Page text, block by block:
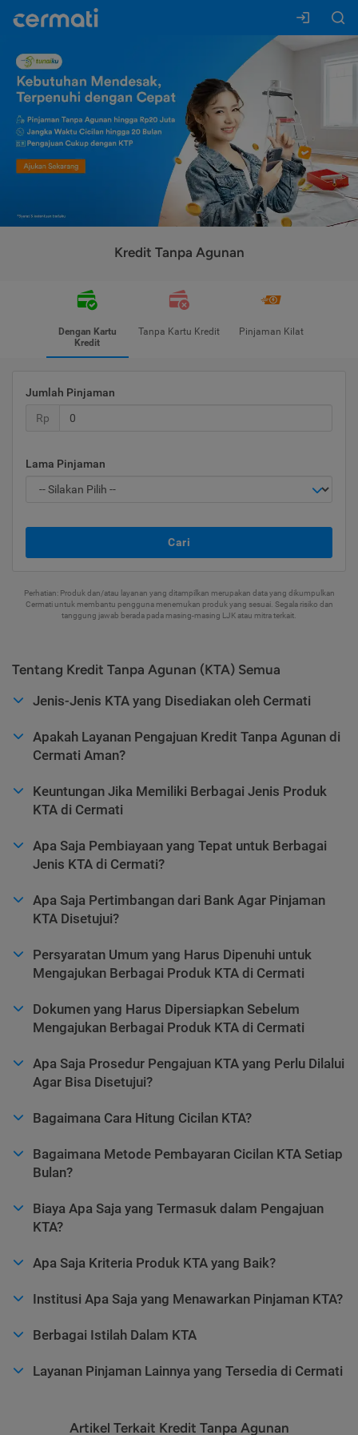
Kredit Tanpa Agunan
Dengan Kartu
Kredit
Tanpa Kartu Kredit Pinjaman Kilat
Jumlah Pinjaman
Rp
Lama Pinjaman
Cari
Perhatian: Produk dan/atau layanan yang ditampilkan merupakan data yang dikumpulkan
Cermati untuk membantu pengguna menemukan produk yang sesuai. Segala risiko dan
tanggung jawab berada pada masing-masing LJK atau mitra terkait.
Tentang Kredit Tanpa Agunan (KTA) Semua
Jenis-Jenis KTA yang Disediakan oleh Cermati
Apakah Layanan Pengajuan Kredit Tanpa Agunan di
Cermati Aman?
Keuntungan Jika Memiliki Berbagai Jenis Produk
KTA di Cermati
Apa Saja Pembiayaan yang Tepat untuk Berbagai
Jenis KTA di Cermati?
Apa Saja Pertimbangan dari Bank Agar Pinjaman
KTA Disetujui?
Persyaratan Umum yang Harus Dipenuhi untuk
Mengajukan Berbagai Produk KTA di Cermati
Dokumen yang Harus Dipersiapkan Sebelum
Mengajukan Berbagai Produk KTA di Cermati
Apa Saja Prosedur Pengajuan KTA yang Perlu Dilalui
Agar Bisa Disetujui?
Bagaimana Cara Hitung Cicilan KTA?
Bagaimana Metode Pembayaran Cicilan KTA Setiap
Bulan?
Biaya Apa Saja yang Termasuk dalam Pengajuan
KTA?
Apa Saja Kriteria Produk KTA yang Baik?
Institusi Apa Saja yang Menawarkan Pinjaman KTA?
Berbagai Istilah Dalam KTA
Layanan Pinjaman Lainnya yang Tersedia di Cermati
Artikel Terkait Kredit Tanpa Agunan